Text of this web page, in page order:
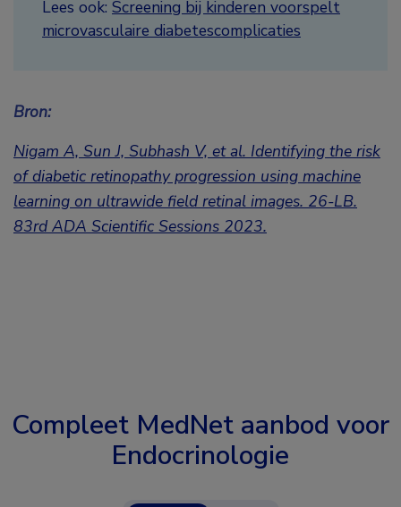
Lees ook: Screening bij kinderen voorspelt
microvasculaire diabetescomplicaties
Bron:
Nigam A, Sun J, Subhash V, et al. Identifying the risk
of diabetic retinopathy progression using machine
learning on ultrawide field retinal images. 26-LB.
83rd ADA Scientific Sessions 2023.
Compleet MedNet aanbod voor
Endocrinologie